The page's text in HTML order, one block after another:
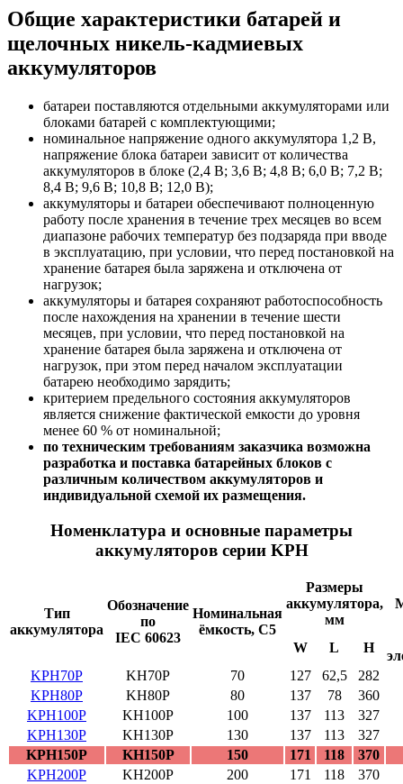
Общие характеристики батарей и
щелочных никель-кадмиевых
аккумуляторов
батареи поставляются отдельными аккумуляторами или
блоками батарей с комплектующими;
номинальное напряжение одного аккумулятора 1,2 В,
напряжение блока батареи зависит от количества
аккумуляторов в блоке (2,4 В; 3,6 В; 4,8 В; 6,0 В; 7,2 В;
8,4 В; 9,6 В; 10,8 В; 12,0 В);
аккумуляторы и батареи обеспечивают полноценную
работу после хранения в течение трех месяцев во всем
диапазоне рабочих температур без подзаряда при вводе
в эксплуатацию, при условии, что перед постановкой на
хранение батарея была заряжена и отключена от
нагрузок;
аккумуляторы и батарея сохраняют работоспособность
после нахождения на хранении в течение шести
месяцев, при условии, что перед постановкой на
хранение батарея была заряжена и отключена от
нагрузок, при этом перед началом эксплуатации
батарею необходимо зарядить;
критерием предельного состояния аккумуляторов
является снижение фактической емкости до уровня
менее 60 % от номинальной;
по техническим требованиям заказчика возможна
разработка и поставка батарейных блоков с
различным количеством аккумуляторов и
индивидуальной схемой их размещения.
Номенклатура и основные параметры
аккумуляторов серии KPH
Тип
аккумулятора
Обозначение
по
IEC 60623
Номинальная
ёмкость, C5
Размеры
аккумулятора,
мм
W L H
KPH70P
KH70P 70 127 62,5
282
KPH80P
KH80P 80 137 78
360
KPH100P
KH100P 100 137 113
327
KPH130P
KH130P 130 137 113
327
KPH150P
KH150P 150 171 118
370
KPH200P
KH200P 200 171 118
370